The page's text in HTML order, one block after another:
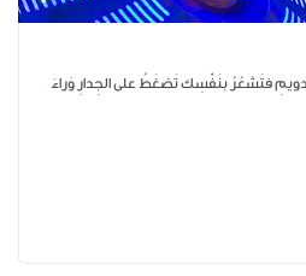
فتَشعُرُ بنَفْسِك تَضغَطُ على الجِدارِ وَراءَ